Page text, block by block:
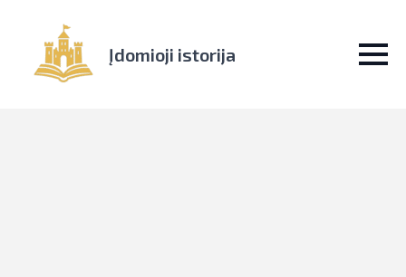
Įdomioji istorija